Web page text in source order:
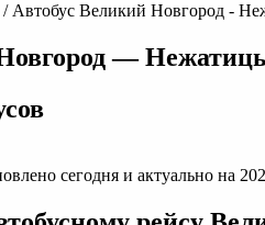
/ Автобус Великий Новгород -
—
сегодня и актуально на